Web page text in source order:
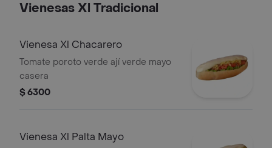
Vienesas Xl Tradicional
Vienesa Xl Chacarero
Tomate poroto verde ají verde mayo
casera
$ 6300
Vienesa Xl Palta Mayo